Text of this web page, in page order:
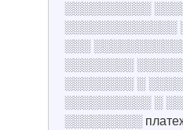
░░░░░░░░░░
░░░░░░░░░░░░░
░░░
░░░░░░░░
░░░░░░░░ ░
░░░░░░░░░░ ░
░░░░░░░░░